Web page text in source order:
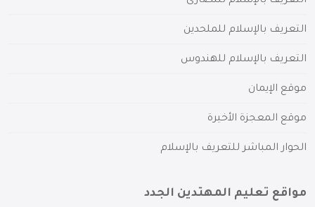
التعريف بالإسلام للملحدين
التعريف بالإسلام للهندوس
موقع الإيمان
موقع المعجزة الأخيرة
الحوار المباشر للتعريف بالإسلام
مواقع تعليم المهتدين الجدد